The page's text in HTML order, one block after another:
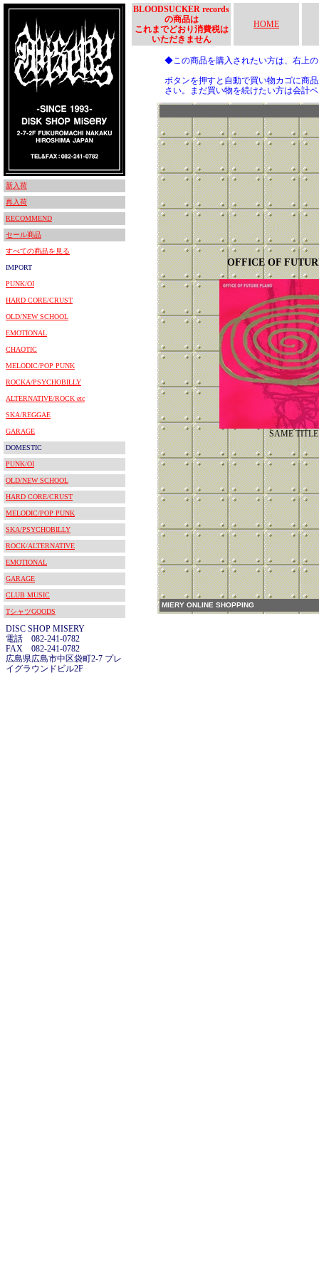
新入荷
再入荷
RECOMMEND
セール商品
すべての商品を見る
IMPORT
PUNK/OI
HARD CORE/CRUST
OLD/NEW SCHOOL
EMOTIONAL
CHAOTIC
MELODIC/POP PUNK
ROCKA/PSYCHOBILLY
ALTERNATIVE/ROCK etc
SKA/REGGAE
GARAGE
DOMESTIC
PUNK/OI
OLD/NEW SCHOOL
HARD CORE/CRUST
MELODIC/POP PUNK
SKA/PSYCHOBILLY
ROCK/ALTERNATIVE
EMOTIONAL
GARAGE
CLUB MUSIC
TシャツGOODS
DISC SHOP MISERY
電話 082-241-0782
FAX 082-241-0782
広島県広島市中区袋町2-7 プレ
イグラウンドビル2F
BLOODSUCKER records
の商品は
これまでどおり消費税は
いただきません
HOME
◆この商品を購入されたい方は、右上
ボタンを押すと自動で買い物カゴに商
さい。まだ買い物を続けたい方は会計
OFFICE OF
SAME TITLE
MIERY ONLINE SHOPPING